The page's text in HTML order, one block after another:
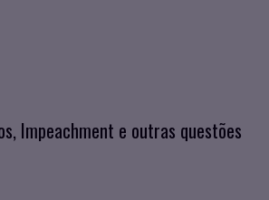
Impeachment e outras questões